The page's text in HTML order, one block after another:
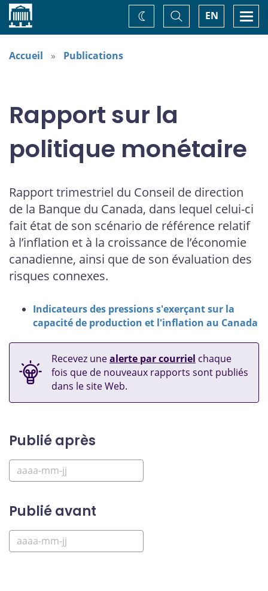
Accueil EN
Basculer
la
recherche
Changez
de
Accueil Publications
Rapport sur la
politique monétaire
Rapport trimestriel du Conseil de direction
de la Banque du Canada, dans lequel celui-ci
fait état de son scénario de référence relatif
à l’inflation et à la croissance de l’économie
canadienne, ainsi que de son évaluation des
risques connexes.
Indicateurs des pressions s'exerçant sur la
capacité de production et l'inflation au Canada
Recevez unealerte par courriel chaque
fois que de nouveaux rapports sont publiés
dans le site Web.
Publié après
Publié avant